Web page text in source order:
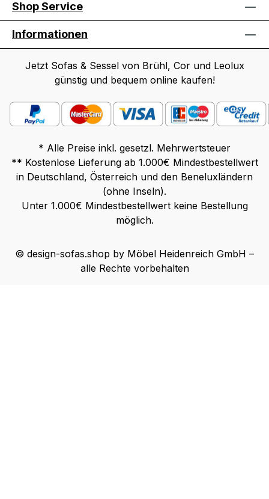
Shop Service
Informationen
Jetzt Sofas & Sessel von Brühl, Cor und Leolux
günstig und bequem online kaufen!
* Alle Preise inkl. gesetzl. Mehrwertsteuer
** Kostenlose Lieferung ab 1.000€ Mindestbestellwert
in Deutschland, Österreich und den Beneluxländern
(ohne Inseln).
Unter 1.000€ Mindestbestellwert keine Bestellung
möglich.
© design-sofas.shop by Möbel Heidenreich GmbH –
alle Rechte vorbehalten